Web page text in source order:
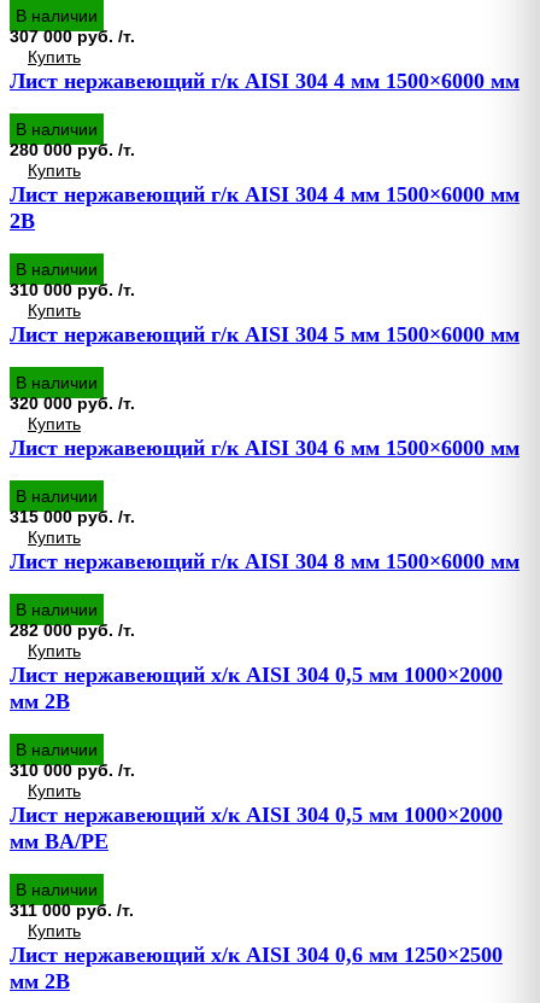
В наличии
307 000 руб. /т.
Купить
Лист нержавеющий г/к AISI 304 4 мм 1500×6000 мм
В наличии
280 000 руб. /т.
Купить
Лист нержавеющий г/к AISI 304 4 мм 1500×6000 мм
2B
В наличии
310 000 руб. /т.
Купить
Лист нержавеющий г/к AISI 304 5 мм 1500×6000 мм
В наличии
320 000 руб. /т.
Купить
Лист нержавеющий г/к AISI 304 6 мм 1500×6000 мм
В наличии
315 000 руб. /т.
Купить
Лист нержавеющий г/к AISI 304 8 мм 1500×6000 мм
В наличии
282 000 руб. /т.
Купить
Лист нержавеющий х/к AISI 304 0,5 мм 1000×2000
мм 2B
В наличии
310 000 руб. /т.
Купить
Лист нержавеющий х/к AISI 304 0,5 мм 1000×2000
мм BA/PE
В наличии
311 000 руб. /т.
Купить
Лист нержавеющий х/к AISI 304 0,6 мм 1250×2500
мм 2B